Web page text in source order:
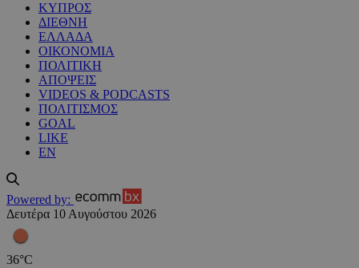
ΚΥΠΡΟΣ
ΔΙΕΘΝΗ
ΕΛΛΑΔΑ
ΟΙΚΟΝΟΜΙΑ
ΠΟΛΙΤΙΚΗ
ΑΠΟΨΕΙΣ
VIDEOS & PODCASTS
ΠΟΛΙΤΙΣΜΟΣ
GOAL
LIKE
EN
Powered by:
Δευτέρα 10 Αυγούστου 2026
36°C